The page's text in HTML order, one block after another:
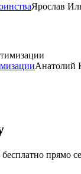
Ярослав
Анатолий
прямо